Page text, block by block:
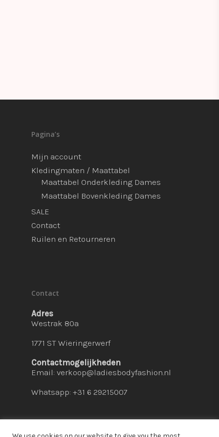
Pagina’s
Mijn account
Kledingmaten / Maattabel
Maattabel Onderkleding Dames
Maattabel Bovenkleding Dames
SALE
Contact
Ruilen en Retourneren
Contact
Adres
Westrak 80a
1771 ST Wieringerwerf
Contactmogelijkheden
Email: verkoop@ladiesbodyfashion.nl
Whatsapp: +31 6 29215007